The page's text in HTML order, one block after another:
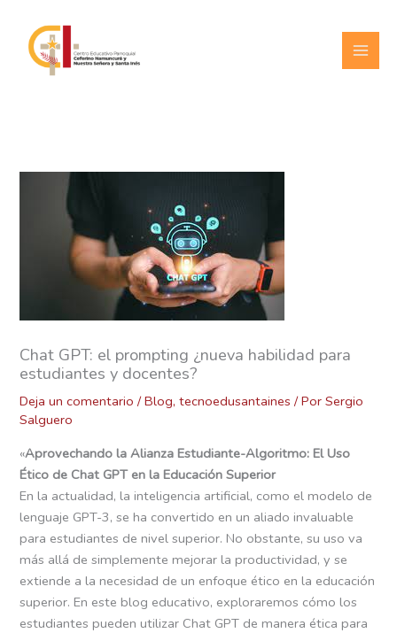
contenido
Chat GPT: el prompting ¿nueva habilidad para
estudiantes y docentes?
Deja un comentario /Blog,tecnoedusantaines / PorSergio
Salguero
«Aprovechando la Alianza Estudiante-Algoritmo: El Uso
Ético de Chat GPT en la Educación Superior
En la actualidad, la inteligencia artificial, como el modelo de
lenguaje GPT-3, se ha convertido en un aliado invaluable
para estudiantes de nivel superior. No obstante, su uso va
más allá de simplemente mejorar la productividad, y se
extiende a la necesidad de un enfoque ético en la educación
superior. En este blog educativo, exploraremos cómo los
estudiantes pueden utilizar Chat GPT de manera ética para